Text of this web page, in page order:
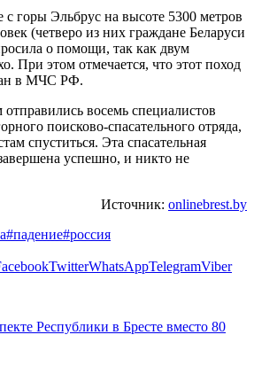
с горы Эльбрус на высоте 5300 метров
(четверо из них граждане Беларуси
о помощи, так как двум
При этом отмечается, что этот поход
в МЧС РФ.
восемь специалистов
поисково-спасательного отряда,
спуститься. Эта спасательная
успешно, и никто не
Источник: onlinebrest.by
#падение#россия
TwitterWhatsAppTelegramViber
Республики в Бресте вместо 80